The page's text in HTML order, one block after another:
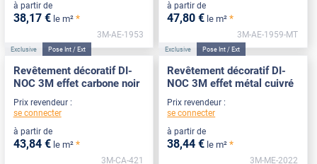
à partir de
38,17 € le m² *
3M-AE-1953
à partir de
47,80 € le m² *
3M-AE-1959-MT
Exclusive Pose Int / Ext
Revêtement décoratif DI-
NOC 3M effet carbone noir
Prix revendeur :
se connecter
à partir de
43,84 € le m² *
3M-CA-421
Exclusive Pose Int / Ext
Revêtement décoratif DI-
NOC 3M effet métal cuivré
Prix revendeur :
se connecter
à partir de
38,44 € le m² *
3M-ME-2022